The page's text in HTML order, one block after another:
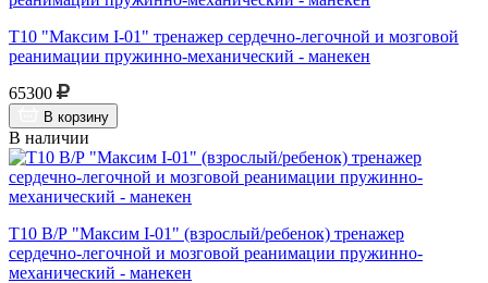
Т10 "Максим I-01" тренажер сердечно-легочной и мозговой
реанимации пружинно-механический - манекен
65300
В корзину
В наличии
Т10 В/Р "Максим I-01" (взрослый/ребенок) тренажер
сердечно-легочной и мозговой реанимации пружинно-
механический - манекен